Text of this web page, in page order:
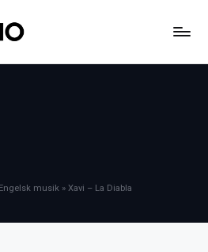
Engelsk musik » Xavi – La Diabla